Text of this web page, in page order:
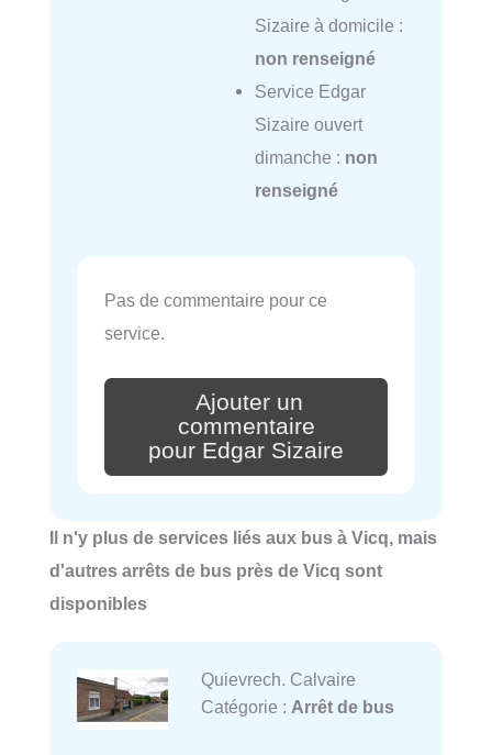
Sizaire à domicile :
non renseigné
Service Edgar
Sizaire ouvert
dimanche : non
renseigné
Pas de commentaire pour ce
service.
Ajouter un
commentaire
pour Edgar Sizaire
Il n'y plus de services liés aux bus à Vicq, mais
d'autres arrêts de bus près de Vicq sont
disponibles
Quievrech. Calvaire
Catégorie : Arrêt de bus